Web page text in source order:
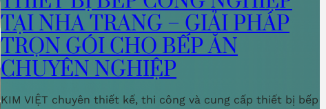
TẠI NHA TRANG – GIẢI PHÁP
TRỌN GÓI CHO BẾP ĂN
CHUYÊN NGHIỆP
KIM VIỆT chuyên thiết kế, thi công và cung cấp thiết bị bếp